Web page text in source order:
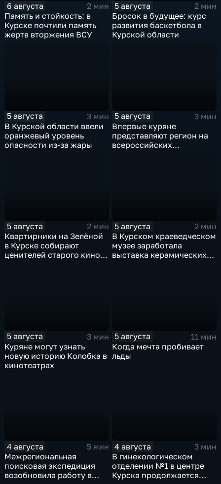
6 августа
2 мин
Память и стойкость: в
Курске почтили память
жертв вторжения ВСУ
5 августа
2 мин
Бросок в будущее: курс
развития баскетбола в
Курской области
5 августа
3 мин
В Курской области ввели
оранжевый уровень
опасности из-за жары
5 августа
3 мин
Впервые куряне
представляют регион на
всероссийских
5 августа
2 мин
Квартирники на Зелёной
в Курске собирают
ценителей старого кино
5 августа
2 мин
В Курском краеведческом
музее заработала
выставка керамических
5 августа
3 мин
Куряне могут узнать
новую историю Колобка в
кинотеатрах
5 августа
11 мин
Когда мечта пробивает
льды
4 августа
5 мин
Межрегиональная
поисковая экспедиция
возобновила работу в
4 августа
3 мин
В гинекологическом
отделении №1 в центре
Курска продолжается